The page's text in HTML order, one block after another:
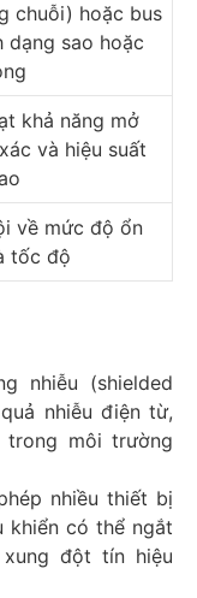
chuỗi) hoặc bus
sao hoặc
khả năng mở
và hiệu suất
về mức độ ổn
tốc độ
nhiễu (shielded
nhiễu điện từ,
môi trường
nhiều thiết bị
có thể ngắt
đột tín hiệu